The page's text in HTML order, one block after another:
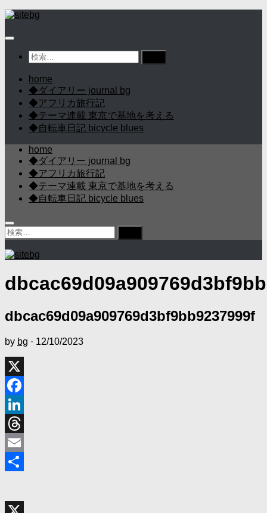
コ
テ
検
home
◆ダイアリー journal bg
◆アフリカ旅行記
◆テーマ連載 東京で基地を考える
◆自転車日記 bicycle blues
home
◆ダイアリー journal bg
◆アフリカ旅行記
◆テーマ連載 東京で基地を考える
◆自転車日記 bicycle blues
検
索:
dbcac69d09a909769d3bf9bb9237999f
by bg · 12/10/2023
X
Facebook
LinkedIn
Threads
Email
有